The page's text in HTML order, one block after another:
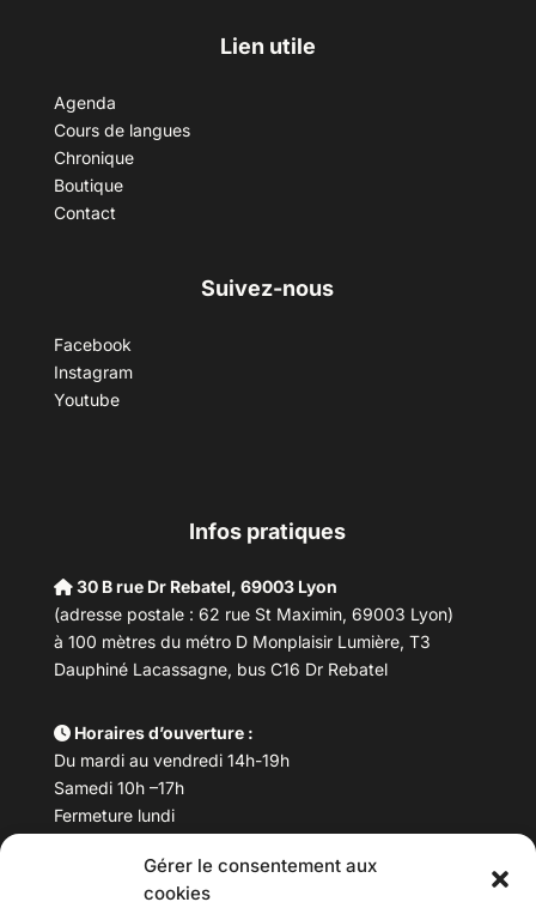
Gérer le consentement aux
cookies
Lien utile
Agenda
Cours de langues
Chronique
Boutique
Contact
Suivez-nous
Facebook
Instagram
Youtube
Infos pratiques
30 B rue Dr Rebatel, 69003 Lyon
(adresse postale : 62 rue St Maximin, 69003 Lyon)
à 100 mètres du métro D Monplaisir Lumière, T3
Dauphiné Lacassagne, bus C16 Dr Rebatel
Horaires d’ouverture :
Du mardi au vendredi 14h-19h
Samedi 10h –17h
Fermeture lundi
Téléphone : 04 78 53 06 40